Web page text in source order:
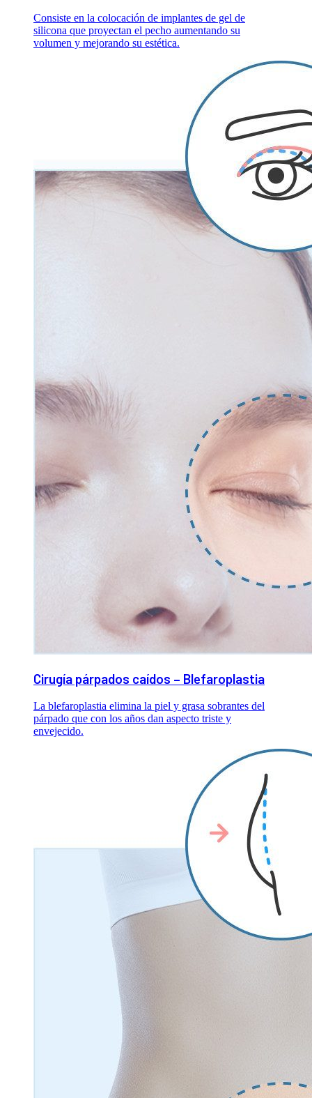
Consiste en la colocación de implantes de gel de
silicona que proyectan el pecho aumentando su
volumen y mejorando su estética.
Cirugía párpados caídos – Blefaroplastia
La blefaroplastia elimina la piel y grasa sobrantes del
párpado que con los años dan aspecto triste y
envejecido.